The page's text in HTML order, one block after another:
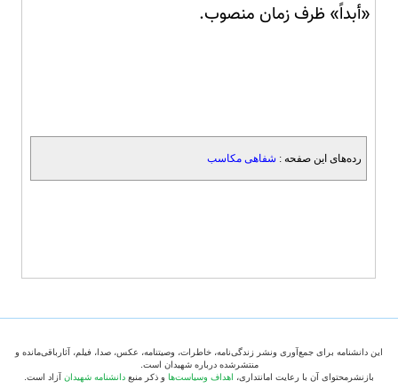
«أبداً» ظرف زمان منصوب.
رده‌های این صفحه : شفاهی مکاسب
این دانشنامه برای جمع‌آوری ونشر زندگی‌نامه، خاطرات، وصیتنامه، عکس، صدا، فیلم، آثارباقی‌مانده و
منتشرشده درباره شهیدان است.
بازنشرمحتوای آن با رعایت امانتداری، اهداف وسیاست‌ها و ذکر منبع دانشنامه شهیدان آزاد است.